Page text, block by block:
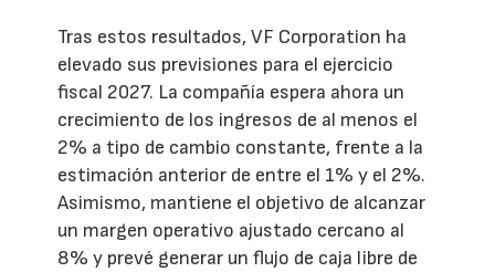
Tras estos resultados, VF Corporation ha
elevado sus previsiones para el ejercicio
fiscal 2027. La compañía espera ahora un
crecimiento de los ingresos de al menos el
2% a tipo de cambio constante, frente a la
estimación anterior de entre el 1% y el 2%.
Asimismo, mantiene el objetivo de alcanzar
un margen operativo ajustado cercano al
8% y prevé generar un flujo de caja libre de